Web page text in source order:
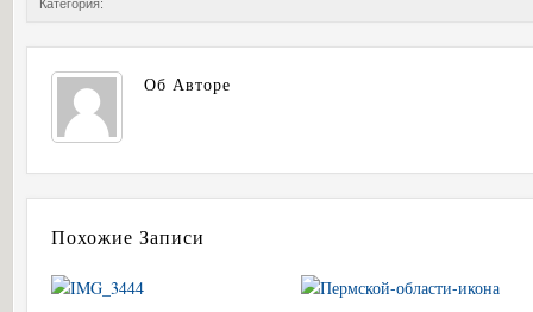
Категория:
Об Авторе
Похожие Записи